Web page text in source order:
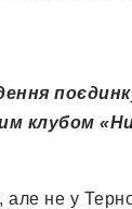
клубом
не у